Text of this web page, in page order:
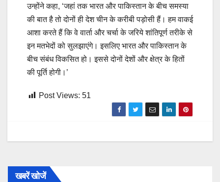
उन्होंने कहा, ‘जहां तक भारत और पाकिस्तान के बीच समस्या
की बात है तो दोनों ही देश चीन के करीबी पड़ोसी हैं। हम वाकई
आशा करते हैं कि वे वार्ता और चर्चा के जरिये शांतिपूर्ण तरीके से
इन मतभेदों को सुलझाएंगे। इसलिए भारत और पाकिस्तान के
बीच संबंध विकसित हो। इससे दोनों देशों और क्षेत्र के हितों
की पूर्ति होगी।’
Post Views: 51
खबरें खोजें